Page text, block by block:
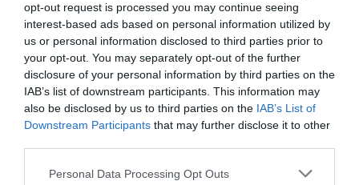
opt-out request is processed you may continue seeing
interest-based ads based on personal information utilized by
us or personal information disclosed to third parties prior to
your opt-out. You may separately opt-out of the further
disclosure of your personal information by third parties on the
IAB’s list of downstream participants. This information may
also be disclosed by us to third parties on the IAB’s List of
Downstream Participants that may further disclose it to other
Personal Data Processing Opt Outs